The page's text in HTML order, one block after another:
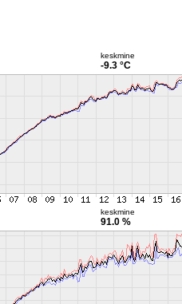
keskmine
-9.3 °C
keskmine
91.0 %